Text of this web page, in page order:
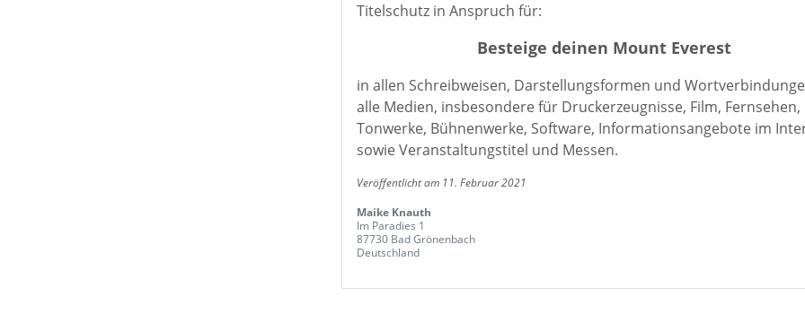
Titelschutz in Anspruch für:
Besteige deinen Mount Everest
in allen Schreibweisen, Darstellungsformen und
alle Medien, insbesondere für Druckerzeugnisse, Film, Fernsehen,
Tonwerke, Bühnenwerke, Software, Informationsangebote im
sowie Veranstaltungstitel und Messen.
Veröffentlicht am 11. Februar 2021
Maike Knauth
Im Paradies 1
87730 Bad Grönenbach
Deutschland